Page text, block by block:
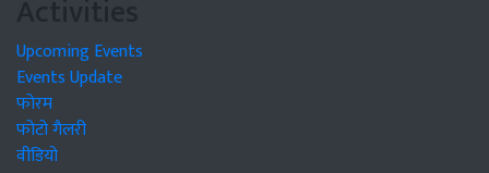
Activities
Upcoming Events
Events Update
फोरम
फोटो गैलरी
वीडियो